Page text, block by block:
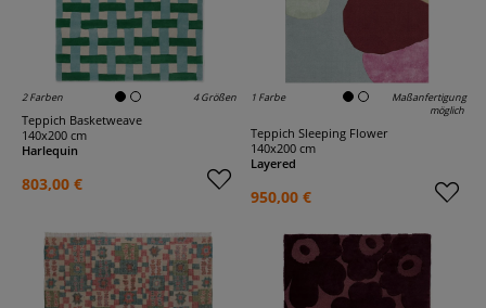
2 Farben 4 Größen
Teppich Basketweave
140x200 cm
Harlequin
803,00 €
1 Farbe
Maßanfertigung
möglich
Teppich Sleeping Flower
140x200 cm
Layered
950,00 €